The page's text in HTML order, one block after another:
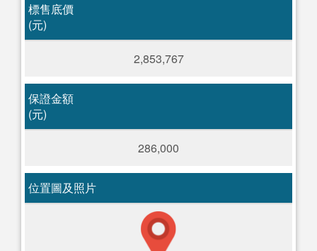
標售底價
(元)
2,853,767
保證金額
(元)
286,000
位置圖及照片